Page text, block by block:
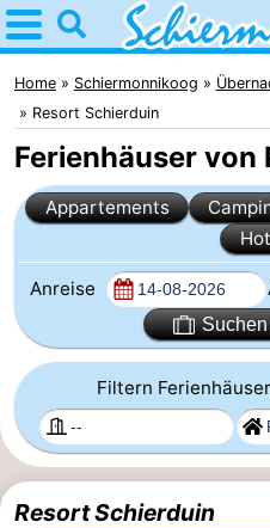
Home
Schiermonnikoog
Tipps
Für
Nationalpark
Friesischen
Inseln
Wattenmeer
Geschichte
Übernachten
Home Schiermonnikoog
Resort Schierduin
Ferienhäuser von
Appartements
Anreise
Filtern
Resort Schierduin